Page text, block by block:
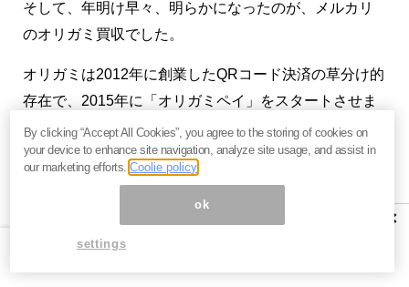
そして、年明け早々、明らかになったのが、メルカリ
のオリガミ買収でした。
オリガミは2012年に創業したQRコード決済の草分け的
存在で、2015年に「オリガミペイ」をスタートさせま
した。ファストフードのケンタッキー・フライド・チ
キンと組んで「半額キャンペーン」なども行ってきま
したが、昨年あたりから、地方に重点をおく戦略に大
具体的には、信金中央金庫と業務提携し、地銀や信用
金庫などと協力して、それぞれの地域に根差した中小
×
By clicking “Accept All Cookies”, you agree to the storing of cookies on
your device to enhance site navigation, analyze site usage, and assist in
our marketing efforts.Coolie policy
ok
settings